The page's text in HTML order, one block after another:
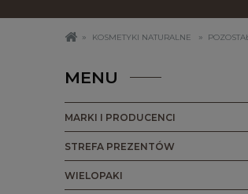
» KOSMETYKI NATURALNE »
MENU
MARKI I PRODUCENCI
STREFA PREZENTÓW
WIELOPAKI